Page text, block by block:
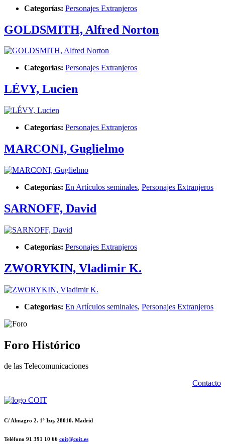
Categorías: Personajes Extranjeros
GOLDSMITH, Alfred Norton
Categorías: Personajes Extranjeros
LÉVY, Lucien
Categorías: Personajes Extranjeros
MARCONI, Guglielmo
Categorías: En Artículos seminales, Personajes Extranjeros
SARNOFF, David
Categorías: Personajes Extranjeros
ZWORYKIN, Vladimir K.
Categorías: En Artículos seminales, Personajes Extranjeros
Foro Histórico
de las Telecomunicaciones
Contacto
C/ Almagro 2. 1º Izq. 28010. Madrid
Teléfono 91 391 10 66 coit@coit.es